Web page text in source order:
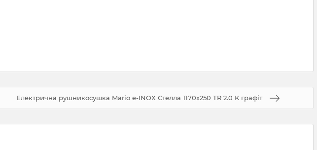
Електрична рушникосушка Mario e-INOX Стелла 1170х250 TR 2.0 K графіт